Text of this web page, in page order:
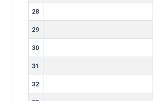
28
29
30
31
32